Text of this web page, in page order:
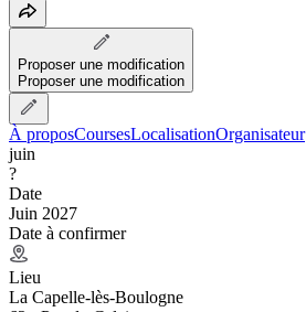
Proposer une modification
Proposer une modification
À proposCoursesLocalisationOrganisateur
juin
?
Date
Juin 2027
Date à confirmer
Lieu
La Capelle-lès-Boulogne